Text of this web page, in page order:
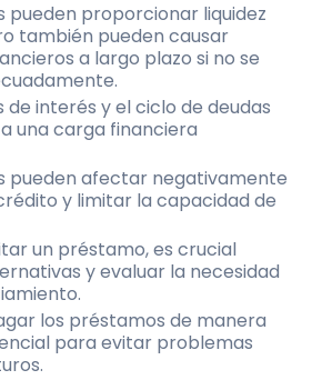
pueden proporcionar liquidez
también pueden causar
a largo plazo si no se
de interés y el ciclo de deudas
una carga financiera
pueden afectar negativamente
y limitar la capacidad de
un préstamo, es crucial
y evaluar la necesidad
los préstamos de manera
para evitar problemas